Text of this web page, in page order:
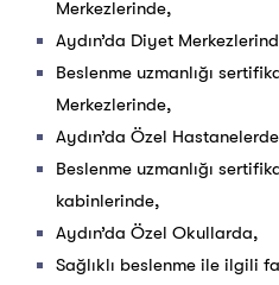
Merkezlerinde,
Aydın’da Diyet
Beslenme uzmanlığı
Merkezlerinde,
Aydın’da Özel
Beslenme uzmanlığı
kabinlerinde,
Aydın’da Özel Okullarda,
Sağlıklı beslenme ile ilgili